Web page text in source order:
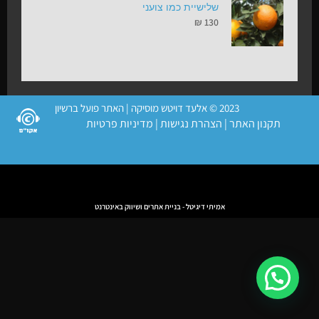
שלישיית כמו צועני
₪ 130
2023 © אלעד דויטש מוסיקה | האתר פועל ברשיון
תקנון האתר| הצהרת נגישות| מדיניות פרטיות
אמיתי דיגיטל - בניית אתרים ושיווק באינטרנט